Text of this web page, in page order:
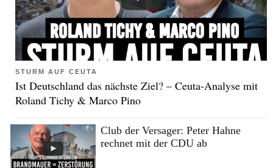
STURM AUF CEUTA
Ist Deutschland das nächste Ziel? – Ceuta-Analyse mit
Roland Tichy & Marco Pino
Club der Versager: Peter Hahne
rechnet mit der CDU ab